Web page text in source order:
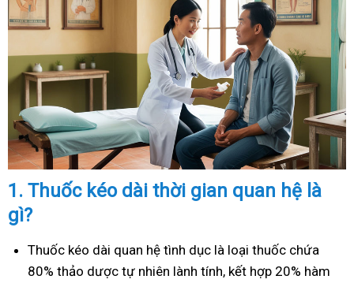
1. Thuốc kéo dài thời gian quan hệ là
gì?
Thuốc kéo dài quan hệ tình dục là loại thuốc chứa
80% thảo dược tự nhiên lành tính, kết hợp 20% hàm